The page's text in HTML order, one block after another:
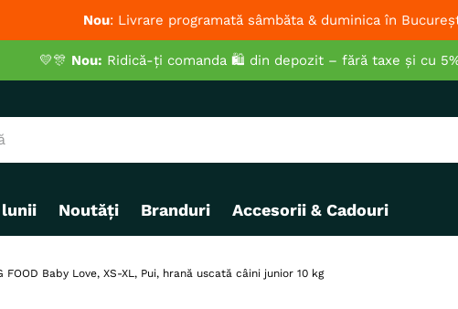
Nou: Livrare programată sâmbăta & duminica în
💛🎊 Nou: Ridică-ți comanda 🛍️ din depozit – fără taxe și cu
pisici
pisici
lunii Noutăți Branduri Accesorii & Cadouri
FOOD Baby Love, XS-XL, Pui, hrană uscată câini junior 10 kg